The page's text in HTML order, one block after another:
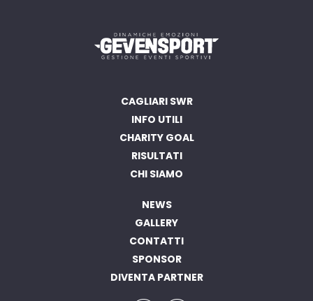
CAGLIARI SWR
INFO UTILI
CHARITY GOAL
RISULTATI
CHI SIAMO
NEWS
GALLERY
CONTATTI
SPONSOR
DIVENTA PARTNER